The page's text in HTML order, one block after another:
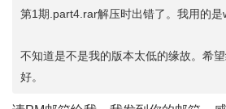
第1期.part4.rar解压时出错了。我用的是
不知道是不是我的版本太低的缘故。希
好。